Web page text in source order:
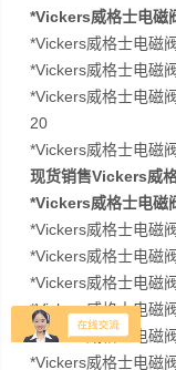
*Vickers威格士电磁
*Vickers威格士电磁
*Vickers威格士电磁
*Vickers威格士电磁
20
*Vickers威格士电磁
现货销售Vickers威
*Vickers威格士电磁
*Vickers威格士电磁
*Vickers威格士电磁
*Vickers威格士电磁
*Vickers威格士电磁
*Vickers威格士电磁
*Vickers威格士电磁